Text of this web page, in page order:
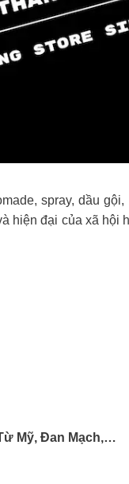
spray, dầu
hiện đại của xã hội
Mỹ, Đan Mạch,…